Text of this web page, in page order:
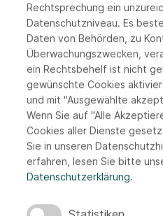
Bewerbungsdetails
(Formate: pdf
.png, .jpeg, .txt, .rtf. | Größe:
Lebenslauf
Datei auswählen Keine
Rechtsprechung ein
Datenschutzniveau. Es
Daten von Behörden, zu
Überwachungszwecken,
ein Rechtsbehelf ist nicht
gewünschte Cookies
und mit "Ausgewählte
Wenn Sie auf "Alle
Cookies aller Dienste
Sie in unseren
erfahren, lesen Sie bitte
Datenschutzerklärung.